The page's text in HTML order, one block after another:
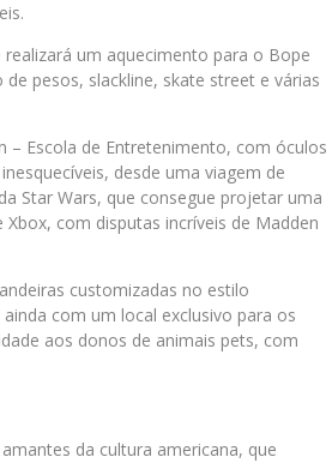
um aquecimento para o Bope
pesos, slackline, skate street e várias
Escola de Entretenimento, com óculos
desde uma viagem de
Star Wars, que consegue projetar uma
com disputas incríveis de Madden
customizadas no estilo
com um local exclusivo para os
aos donos de animais pets, com
da cultura americana, que